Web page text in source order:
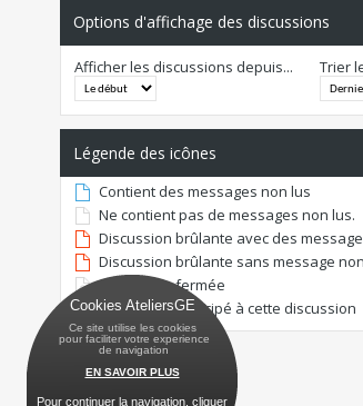
Options d'affichage des discussions
Afficher les discussions depuis... Trier
Légende des icônes
Contient des messages non lus
Ne contient pas de messages non lus.
Discussion brûlante avec des
Discussion brûlante sans message
Discussion fermée
Vous avez participé à cette discussion
Cookies AteliersGE
Ce site utilise les cookies
pour faciliter votre experience
de navigation
EN SAVOIR PLUS
Pour continuer la navigation, cliquer